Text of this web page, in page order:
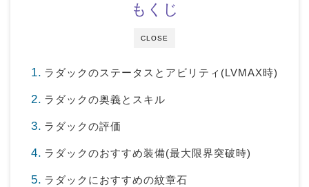
CLOSE
もくじ
ラダックのステータスとアビリティ(LVMAX時)
ラダックの奥義とスキル
ラダックの評価
ラダックのおすすめ装備(最大限界突破時)
ラダックにおすすめの紋章石